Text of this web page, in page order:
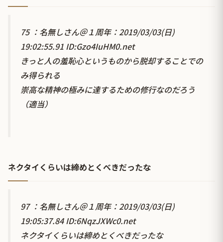
75 ：名無しさん＠１周年：2019/03/03(日)
19:02:55.91 ID:Gzo4IuHM0.net
きっと人の羞恥心というものから脱却することでの
み得られる
崇高な精神の極みに達するための修行なのだろう
（適当）
ネクタイくらいは締めとくべきだったな
97 ：名無しさん＠１周年：2019/03/03(日)
19:05:37.84 ID:6NqzJXWc0.net
ネクタイくらいは締めとくべきだったな